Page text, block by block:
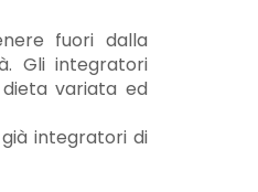
fuori dalla
Gli integratori
variata ed
integratori di